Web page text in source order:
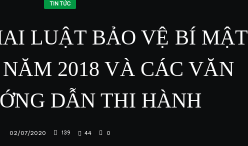
TIN TỨC
LUẬT BẢO VỆ BÍ MẬT
2018 VÀ CÁC VĂN
DẪN THI HÀNH
02/07/2020 139 44 0